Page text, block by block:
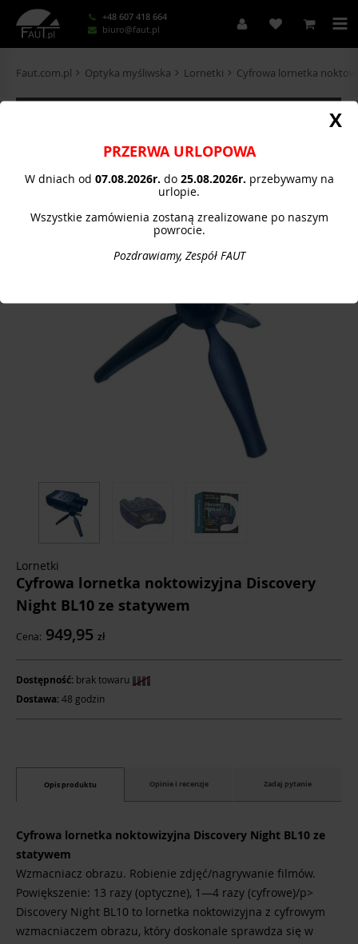
+48 607 418 664
biuro@faut.pl
Faut.com.pl Optyka myśliwska Lornetki Cyfrowa lornetka
Lornetki
Cyfrowa lornetka noktowizyjna Discovery
Night BL10 ze statywem
Cena: 949,95 zł
Dostępność: brak towaru
Dostawa:48 godzin
Opis produktu Opinie i recenzje Zadaj pytanie
Cyfrowa lornetka noktowizyjna Discovery Night BL10 ze
statywem
Wzmacniacz obrazu. Robienie zdjęć/nagrywanie filmów.
Powiększenie: 13 razy (optyczne), 1—4 razy (cyfrowe)/p>
Discovery Night BL10 to lornetka noktowizyjna z cyfrowym
wzmacniaczem obrazu, który doskonale sprawdza się w
PRZERWA URLOPOWA
W dniach od 07.08.2026r. do 25.08.2026r. przebywamy na
urlopie.
Wszystkie zamówienia zostaną zrealizowane po naszym
powrocie.
Pozdrawiamy, Zespół FAUT
X